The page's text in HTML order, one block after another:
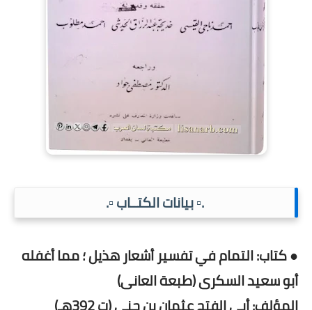
.▫️ بيانات الكتــاب ▫️.
● كتاب: التمام في تفسير أشعار هذيل ؛ مما أغفله
أبو سعيد السكرى (طبعة العانى)